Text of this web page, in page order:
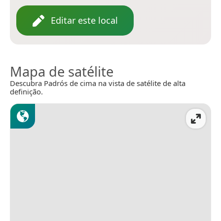
Editar este local
Mapa de satélite
Descubra Padrós de cima na vista de satélite de alta
definição.